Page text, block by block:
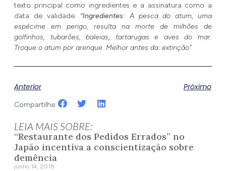
texto principal como ingredientes e a assinatura como a
data de validade. “Ingredientes: A pesca do atum, uma
espécime em perigo, resulta na morte de milhões de
golfinhos, tubarões, baleias, tartarugas e aves do mar.
Troque o atum por arenque. Melhor antes da: extinção”
Anterior Próximo
Compartilhe:
LEIA MAIS SOBRE:
“Restaurante dos Pedidos Errados” no
Japão incentiva a conscientização sobre
demência
junho 14, 2018